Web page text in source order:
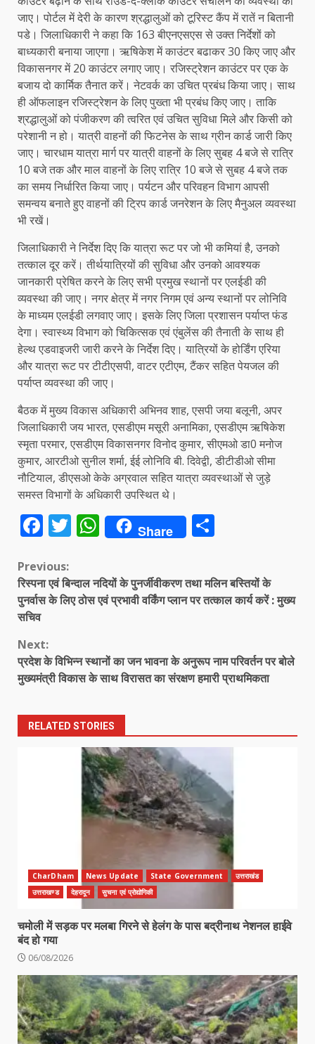
जाए। पोर्टल में देरी के कारण श्रद्धालुओं को टूरिस्ट कैंप में रातें न बितानी
पडे। जिलाधिकारी ने कहा कि 163 बीएनएसएस से उक्त निर्देशों को
बाध्यकारी बनाया जाएगा। ऋषिकेश में काउंटर बढाकर 30 किए जाए और
विकासनगर में 20 काउंटर लगाए जाए। रजिस्ट्रेशन काउंटर पर एक के
बजाय दो कार्मिक तैनात करें। नेटवर्क का उचित प्रबंध किया जाए। साथ
ही ऑफलाइन रजिस्ट्रेशन के लिए पुख्ता भी प्रबंध किए जाए। ताकि
श्रद्धालुओं को पंजीकरण की त्वरित एवं उचित सुविधा मिले और किसी को
परेशानी न हो। यात्री वाहनों की फिटनेस के साथ ग्रीन कार्ड जारी किए
जाए। चारधाम यात्रा मार्ग पर यात्री वाहनों के लिए सुबह 4 बजे से रात्रि
10 बजे तक और माल वाहनों के लिए रात्रि 10 बजे से सुबह 4 बजे तक
का समय निर्धारित किया जाए। पर्यटन और परिवहन विभाग आपसी
समन्वय बनाते हुए वाहनों की ट्रिप कार्ड जनरेशन के लिए मैनुअल व्यवस्था
भी रखें।
जिलाधिकारी ने निर्देश दिए कि यात्रा रूट पर जो भी कमियां है, उनको
तत्काल दूर करें। तीर्थयात्रियों की सुविधा और उनको आवश्यक
जानकारी प्रेषित करने के लिए सभी प्रमुख स्थानों पर एलईडी की
व्यवस्था की जाए। नगर क्षेत्र में नगर निगम एवं अन्य स्थानों पर लोनिवि
के माध्यम एलईडी लगवाए जाए। इसके लिए जिला प्रशासन पर्याप्त फंड
देगा। स्वास्थ्य विभाग को चिकित्सक एवं एंबुलेंस की तैनाती के साथ ही
हेल्थ एडवाइजरी जारी करने के निर्देश दिए। यात्रियों के होर्डिंग एरिया
और यात्रा रूट पर टीटीएसपी, वाटर एटीएम, टैंकर सहित पेयजल की
पर्याप्त व्यवस्था की जाए।
बैठक में मुख्य विकास अधिकारी अभिनव शाह, एसपी जया बलूनी, अपर
जिलाधिकारी जय भारत, एसडीएम मसूरी अनामिका, एसडीएम ऋषिकेश
स्मृता परमार, एसडीएम विकासनगर विनोद कुमार, सीएमओ डा0 मनोज
कुमार, आरटीओ सुनील शर्मा, ईई लोनिवि बी. दिवेद्वी, डीटीडीओ सीमा
नौटियाल, डीएसओ केके अग्रवाल सहित यात्रा व्यवस्थाओं से जुड़े
समस्त विभागों के अधिकारी उपस्थित थे।
Facebook
Twitter
WhatsApp
Share
Continue
Reading
Previous:
रिस्पना एवं बिन्दाल नदियों के पुनर्जीवीकरण तथा मलिन बस्तियों के
पुनर्वास के लिए ठोस एवं प्रभावी वर्किंग प्लान पर तत्काल कार्य करें : मुख्य
सचिव
Next:
प्रदेश के विभिन्न स्थानों का जन भावना के अनुरूप नाम परिवर्तन पर बोले
मुख्यमंत्री विकास के साथ विरासत का संरक्षण हमारी प्राथमिकता
RELATED STORIES
CharDham News Update State Government
उत्तराखंड
उत्तराखण्ड
देहरादून सुचना एवं प्रोद्योगिकी
चमोली में सड़क पर मलबा गिरने से हेलंग के पास बद्रीनाथ नेशनल हाईवे
बंद हो गया
06/08/2026